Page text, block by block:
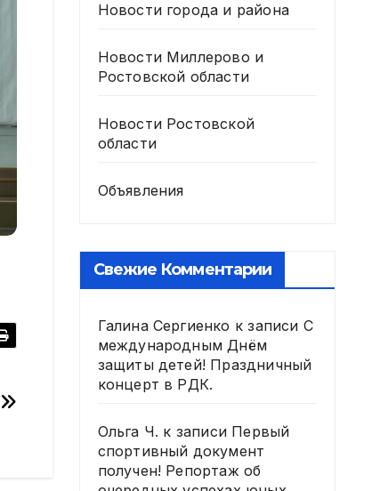
Новости города и района
Новости Миллерово и
Ростовской области
Новости Ростовской
области
Объявления
Свежие Комментарии
Галина Сергиенко к записи С
международным Днём
защиты детей! Праздничный
концерт в РДК.
Ольга Ч. к записи Первый
спортивный документ
получен! Репортаж об